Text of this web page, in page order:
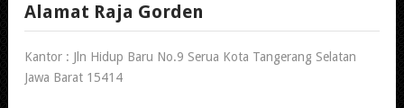
Alamat Raja Gorden
Kantor : Jln Hidup Baru No.9 Serua Kota Tangerang Selatan
Jawa Barat 15414